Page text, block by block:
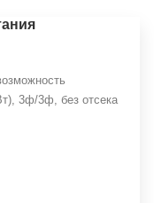
3ф/3ф, без отсека